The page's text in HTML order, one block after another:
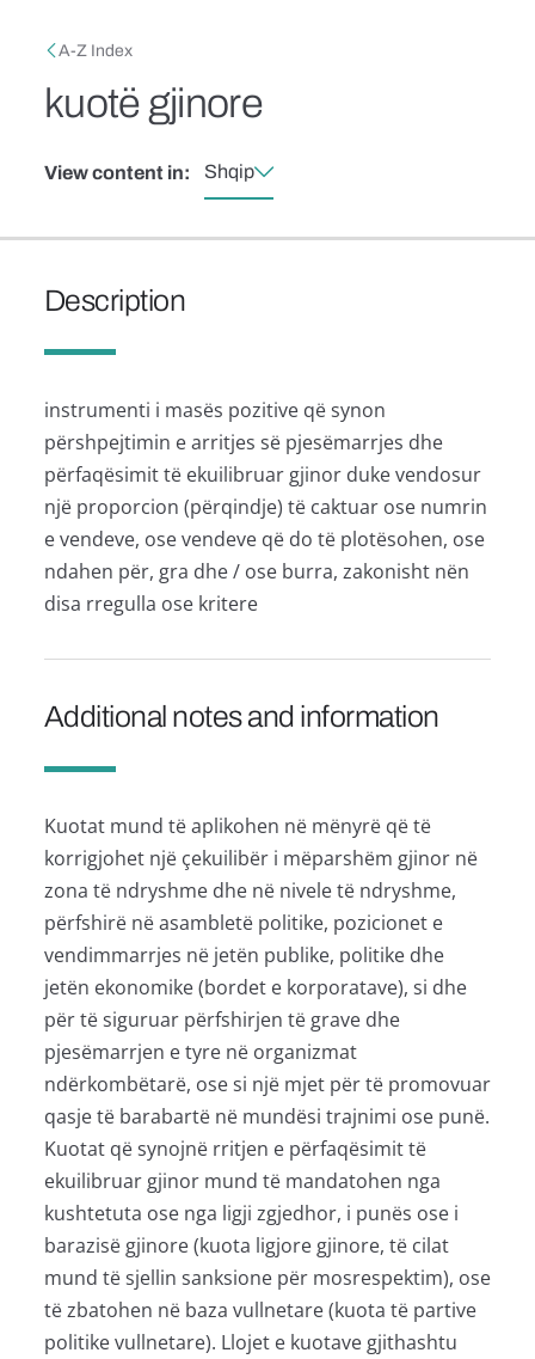
Breadcrumb
A-Z Index
kuotë gjinore
View content in: Shqip
Description
instrumenti i masës pozitive që synon
përshpejtimin e arritjes së pjesëmarrjes dhe
përfaqësimit të ekuilibruar gjinor duke vendosur
një proporcion (përqindje) të caktuar ose numrin
e vendeve, ose vendeve që do të plotësohen, ose
ndahen për, gra dhe / ose burra, zakonisht nën
disa rregulla ose kritere
Additional notes and information
Kuotat mund të aplikohen në mënyrë që të
korrigjohet një çekuilibër i mëparshëm gjinor në
zona të ndryshme dhe në nivele të ndryshme,
përfshirë në asambletë politike, pozicionet e
vendimmarrjes në jetën publike, politike dhe
jetën ekonomike (bordet e korporatave), si dhe
për të siguruar përfshirjen të grave dhe
pjesëmarrjen e tyre në organizmat
ndërkombëtarë, ose si një mjet për të promovuar
qasje të barabartë në mundësi trajnimi ose punë.
Kuotat që synojnë rritjen e përfaqësimit të
ekuilibruar gjinor mund të mandatohen nga
kushtetuta ose nga ligji zgjedhor, i punës ose i
barazisë gjinore (kuota ligjore gjinore, të cilat
mund të sjellin sanksione për mosrespektim), ose
të zbatohen në baza vullnetare (kuota të partive
politike vullnetare). Llojet e kuotave gjithashtu